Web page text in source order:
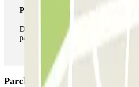
Pass illlimitato
Durante il tuo soggiorno potrai entrare
parcheggio tutte le volte che vorrai.
Parcheggio Cristal - Stazione